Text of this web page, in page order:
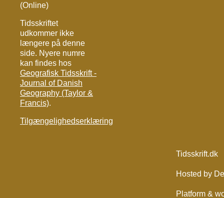
(Online)
Tidsskriftet
udkommer ikke
længere på denne
side. Nyere numre
kan findes hos
Geografisk Tidsskrift -
Journal of Danish
Geography (Taylor &
Francis).
Tilgængelighedserklæring